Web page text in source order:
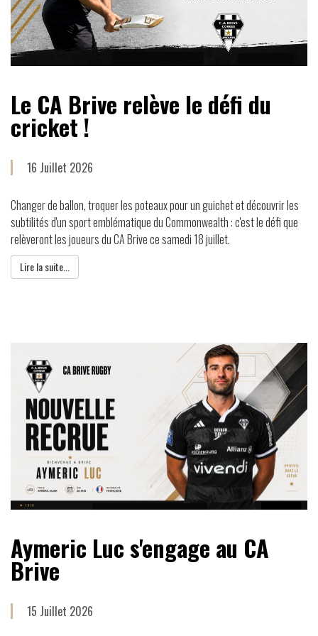
Le CA Brive relève le défi du
cricket !
16 Juillet 2026
Changer de ballon, troquer les poteaux pour un guichet et découvrir les
subtilités d'un sport emblématique du Commonwealth : c'est le défi que
relèveront les joueurs du CA Brive ce samedi 18 juillet.
Lire la suite...
Aymeric Luc s'engage au CA
Brive
15 Juillet 2026